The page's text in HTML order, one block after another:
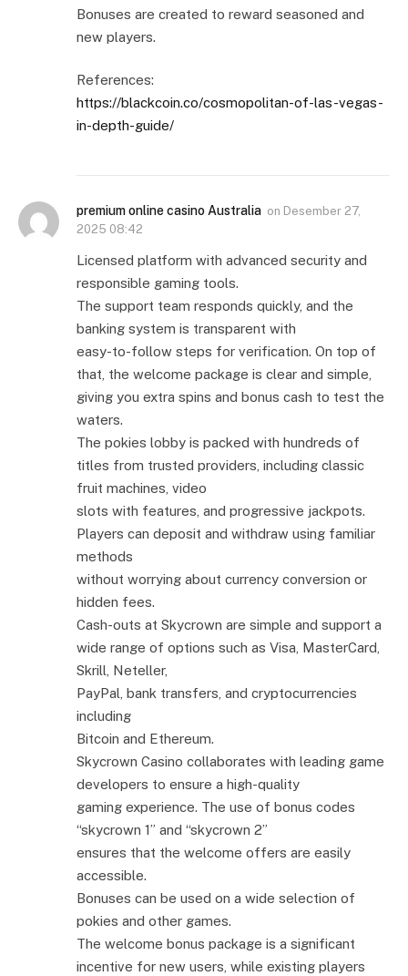
Bonuses are created to reward seasoned and
new players.
References:
https://blackcoin.co/cosmopolitan-of-las-vegas-
in-depth-guide/
premium online casino Australia on Desember 27,
2025 08:42
Licensed platform with advanced security and
responsible gaming tools.
The support team responds quickly, and the
banking system is transparent with
easy-to-follow steps for verification. On top of
that, the welcome package is clear and simple,
giving you extra spins and bonus cash to test the
waters.
The pokies lobby is packed with hundreds of
titles from trusted providers, including classic
fruit machines, video
slots with features, and progressive jackpots.
Players can deposit and withdraw using familiar
methods
without worrying about currency conversion or
hidden fees.
Cash-outs at Skycrown are simple and support a
wide range of options such as Visa, MasterCard,
Skrill, Neteller,
PayPal, bank transfers, and cryptocurrencies
including
Bitcoin and Ethereum.
Skycrown Casino collaborates with leading game
developers to ensure a high-quality
gaming experience. The use of bonus codes
“skycrown 1” and “skycrown 2”
ensures that the welcome offers are easily
accessible.
Bonuses can be used on a wide selection of
pokies and other games.
The welcome bonus package is a significant
incentive for new users, while existing players